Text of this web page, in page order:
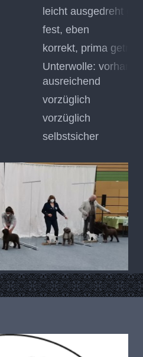
leicht ausgedreht
fest, eben
korrekt, prima
Unterwolle:
ausreichend
vorzüglich
vorzüglich
selbstsicher